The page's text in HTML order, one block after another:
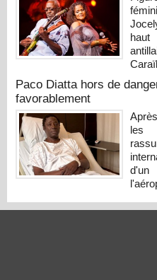
haut
Paco Diatta hors de
favorablement
les